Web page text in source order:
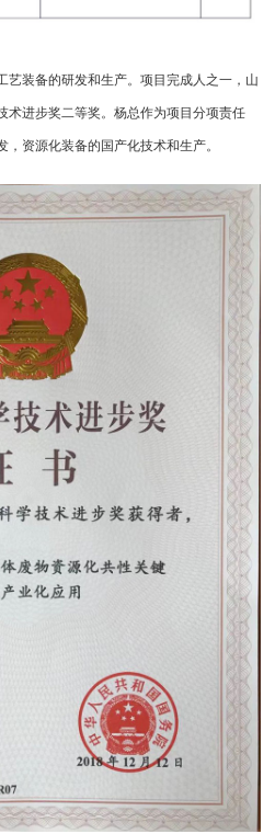
艺装备的研发和生产。项目完成人之一，山
术进步奖二等奖。杨总作为项目分项责任
资源化装备的国产化技术和生产。